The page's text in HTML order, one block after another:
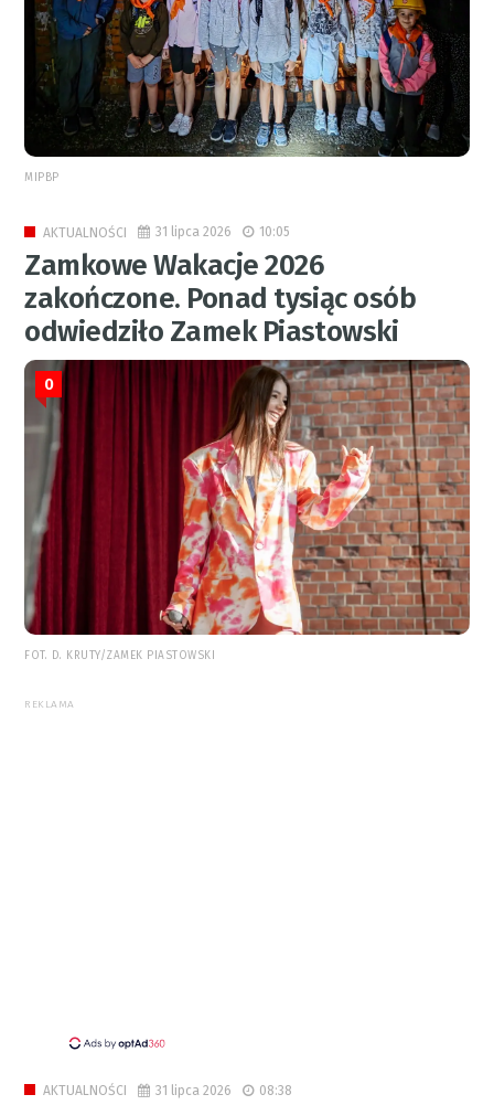
MIPBP
AKTUALNOŚCI 31 lipca 2026 10:05
Zamkowe Wakacje 2026
zakończone. Ponad tysiąc osób
odwiedziło Zamek Piastowski
0
FOT. D. KRUTY/ZAMEK PIASTOWSKI
REKLAMA
AKTUALNOŚCI 31 lipca 2026 08:38